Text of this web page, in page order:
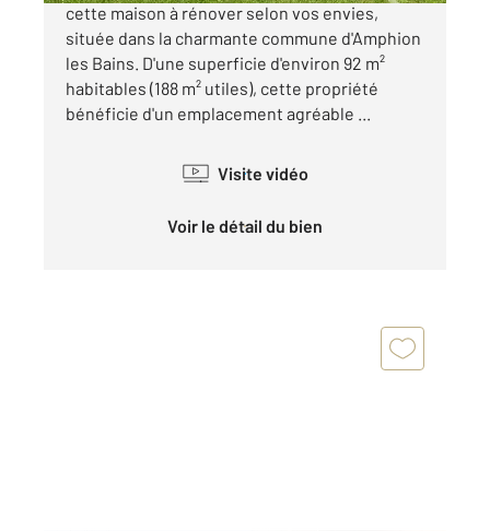
cette maison à rénover selon vos envies,
située dans la charmante commune d'Amphion
les Bains. D'une superficie d'environ 92 m²
habitables (188 m² utiles), cette propriété
bénéficie d'un emplacement agréable ...
Visite vidéo
Voir le détail du bien